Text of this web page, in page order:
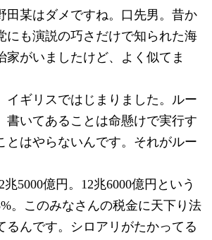
田某はダメですね。口先男。昔か
にも演説の巧さだけで知られた海
家がいましたけど、よく似てま
イギリスではじまりました。ルー
書いてあることは命懸けで実行す
とはやらないんです。それがルー
兆5000億円。12兆6000億円という
。このみなさんの税金に天下り法
るんです。シロアリがたかってる